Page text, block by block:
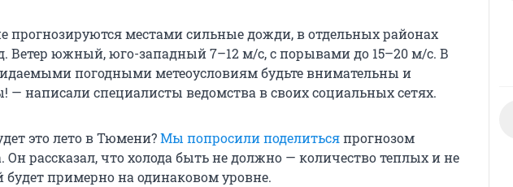
прогнозируются местами сильные дожди, в отдельных районах
Ветер южный, юго-западный 7–12 м/с, с порывами до 15–20 м/с. В
погодными метеоусловиям будьте внимательны и
— написали специалисты ведомства в своих социальных сетях.
это лето в Тюмени?Мы попросили поделитьсяпрогнозом
Он рассказал, что холода быть не должно — количество теплых и не
будет примерно на одинаковом уровне.